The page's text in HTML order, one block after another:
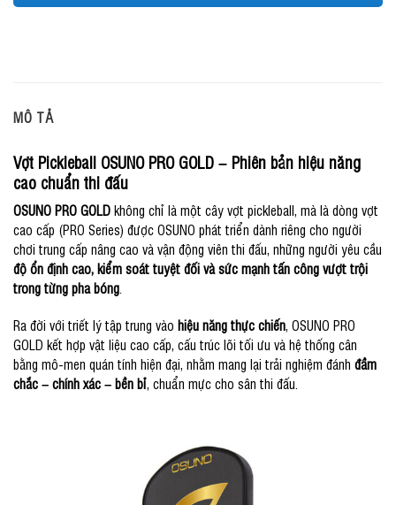
MÔ TẢ
Vợt Pickleball OSUNO PRO GOLD – Phiên bản hiệu năng
cao chuẩn thi đấu
OSUNO PRO GOLDkhông chỉ là một cây vợt pickleball, mà là dòng vợt
cao cấp (PRO Series) được OSUNO phát triển dành riêng cho người
chơi trung cấp nâng cao và vận động viên thi đấu, những người yêu cầu
độ ổn định cao, kiểm soát tuyệt đối và sức mạnh tấn công vượt trội
trong từng pha bóng
Ra đời với triết lý tập trung vào hiệu năng thực chiến, OSUNO PRO
GOLD kết hợp vật liệu cao cấp, cấu trúc lõi tối ưu và hệ thống cân
bằng mô-men quán tính hiện đại, nhằm mang lại trải nghiệm đánh đầm
chắc – chính xác – bền bỉ, chuẩn mực cho sân thi đấu.